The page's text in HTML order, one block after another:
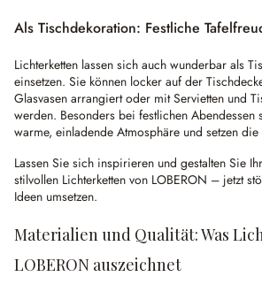
Als Tischdekoration: Festliche
Lichterketten lassen sich auch wunderbar als
einsetzen. Sie können locker auf der
Glasvasen arrangiert oder mit Servietten und
werden. Besonders bei festlichen Abendessen
warme, einladende Atmosphäre und setzen die
Lassen Sie sich inspirieren und gestalten Sie
stilvollen Lichterketten von LOBERON – jetzt
Ideen umsetzen.
Materialien und Qualität: Was
LOBERON auszeichnet